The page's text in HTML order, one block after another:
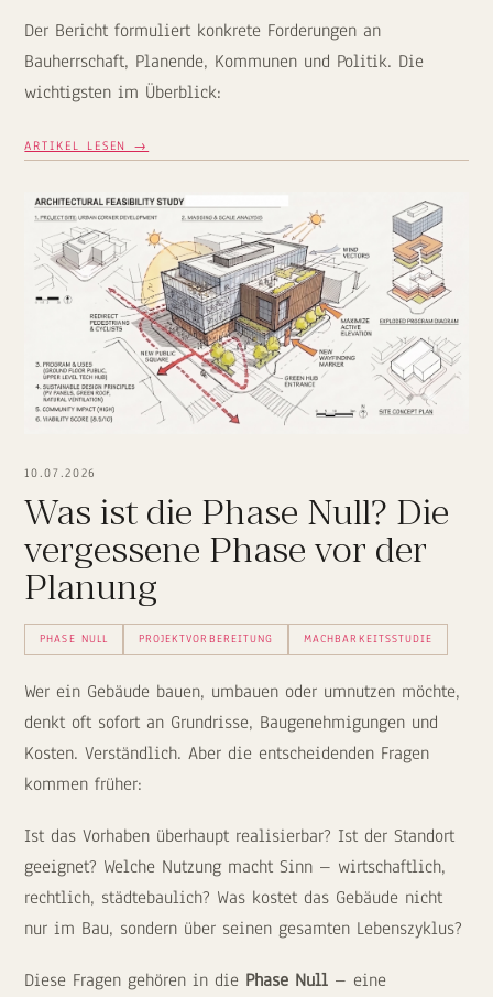
Der Bericht formuliert konkrete Forderungen an
Bauherrschaft, Planende, Kommunen und Politik. Die
wichtigsten im Überblick:
ARTIKEL LESEN →
10.07.2026
Was ist die Phase Null? Die
vergessene Phase vor der
Planung
PHASE NULL PROJEKTVORBEREITUNG MACHBARKEITSSTUDIE
Wer ein Gebäude bauen, umbauen oder umnutzen möchte,
denkt oft sofort an Grundrisse, Baugenehmigungen und
Kosten. Verständlich. Aber die entscheidenden Fragen
kommen früher:
Ist das Vorhaben überhaupt realisierbar? Ist der Standort
geeignet? Welche Nutzung macht Sinn – wirtschaftlich,
rechtlich, städtebaulich? Was kostet das Gebäude nicht
nur im Bau, sondern über seinen gesamten Lebenszyklus?
Diese Fragen gehören in die Phase Null – eine